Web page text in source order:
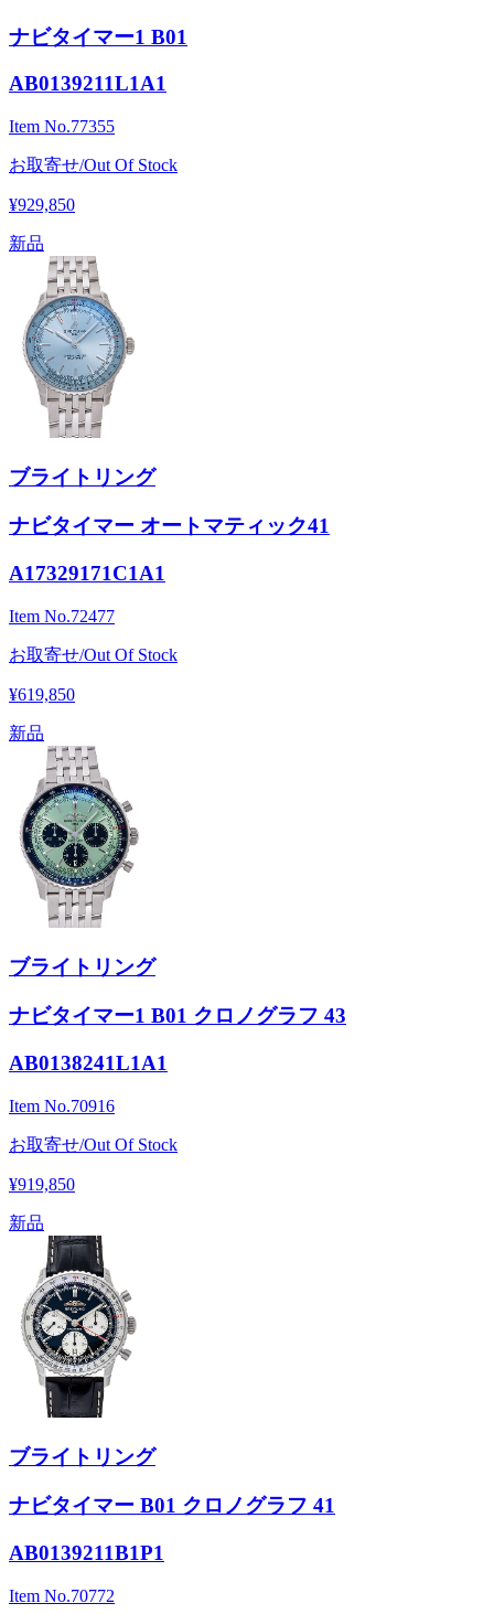
ナビタイマー1 B01
AB0139211L1A1
Item No.77355
お取寄せ/Out Of Stock
¥929,850
新品
ブライトリング
ナビタイマー オートマティック41
A17329171C1A1
Item No.72477
お取寄せ/Out Of Stock
¥619,850
新品
ブライトリング
ナビタイマー1 B01 クロノグラフ 43
AB0138241L1A1
Item No.70916
お取寄せ/Out Of Stock
¥919,850
新品
ブライトリング
ナビタイマー B01 クロノグラフ 41
AB0139211B1P1
Item No.70772